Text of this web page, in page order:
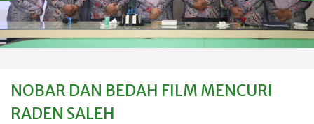
NOBAR DAN BEDAH FILM MENCURI
RADEN SALEH